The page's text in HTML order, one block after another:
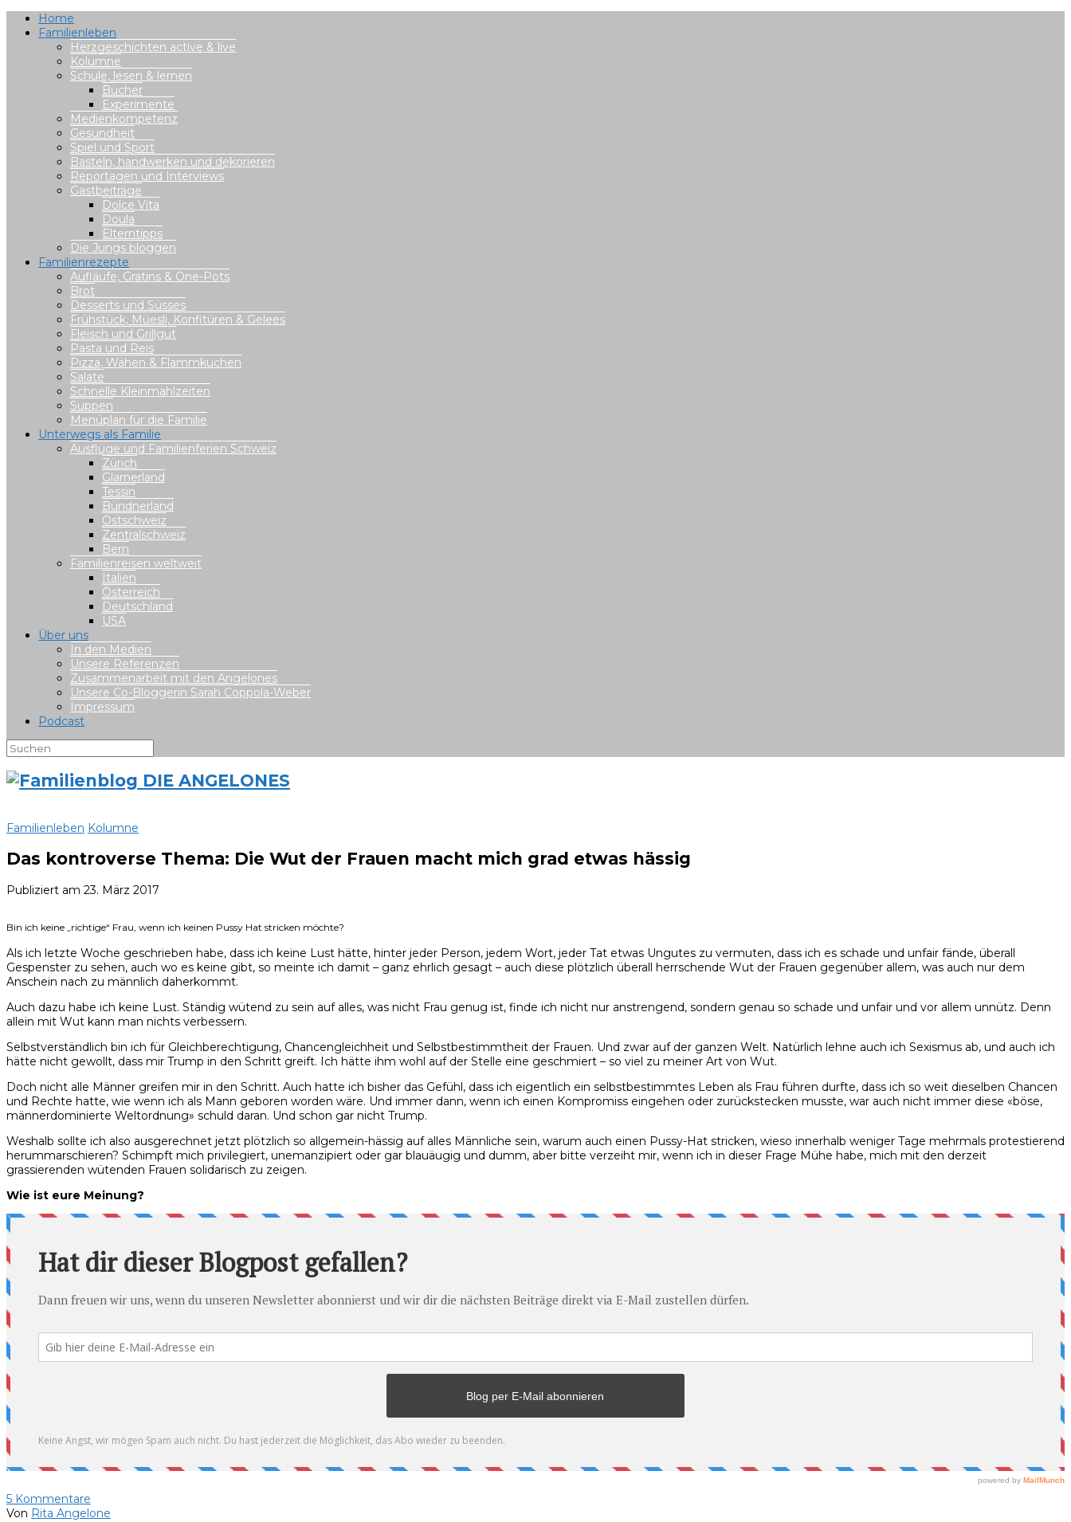
Home
Familienleben
Herzgeschichten active & live
Kolumne
Schule, lesen & lernen
Bücher
Experimente
Medienkompetenz
Gesundheit
Spiel und Sport
Basteln, handwerken und dekorieren
Reportagen und Interviews
Gastbeiträge
Dolce Vita
Doula
Elterntipps
Die Jungs bloggen
Familienrezepte
Aufläufe, Gratins & One-Pots
Brot
Desserts und Süsses
Frühstück, Müesli, Konfitüren & Gelees
Fleisch und Grillgut
Pasta und Reis
Pizza, Wähen & Flammkuchen
Salate
Schnelle Kleinmahlzeiten
Suppen
Menüplan für die Familie
Unterwegs als Familie
Ausflüge und Familienferien Schweiz
Zürich
Glarnerland
Tessin
Bündnerland
Ostschweiz
Zentralschweiz
Bern
Familienreisen weltweit
Italien
Österreich
Deutschland
USA
Über uns
In den Medien
Unsere Referenzen
Zusammenarbeit mit den Angelones
Unsere Co-Bloggerin Sarah Coppola-Weber
Impressum
Podcast
Familienleben Kolumne
Das kontroverse Thema: Die Wut der Frauen macht mich grad etwas hässig
Publiziert am 23. März 2017
Bin ich keine „richtige“ Frau, wenn ich keinen Pussy Hat stricken möchte?
Als ich letzte Woche geschrieben habe, dass ich keine Lust hätte, hinter jeder Person, jedem Wort, jeder Tat etwas Ungutes zu vermuten, dass ich es schade und unfair fände, überall
Gespenster zu sehen, auch wo es keine gibt, so meinte ich damit – ganz ehrlich gesagt – auch diese plötzlich überall herrschende Wut der Frauen gegenüber allem, was auch nur dem
Anschein nach zu männlich daherkommt.
Auch dazu habe ich keine Lust. Ständig wütend zu sein auf alles, was nicht Frau genug ist, finde ich nicht nur anstrengend, sondern genau so schade und unfair und vor allem unnütz. Denn
allein mit Wut kann man nichts verbessern.
Selbstverständlich bin ich für Gleichberechtigung, Chancengleichheit und Selbstbestimmtheit der Frauen. Und zwar auf der ganzen Welt. Natürlich lehne auch ich Sexismus ab, und auch ich
hätte nicht gewollt, dass mir Trump in den Schritt greift. Ich hätte ihm wohl auf der Stelle eine geschmiert – so viel zu meiner Art von Wut.
Doch nicht alle Männer greifen mir in den Schritt. Auch hatte ich bisher das Gefühl, dass ich eigentlich ein selbstbestimmtes Leben als Frau führen durfte, dass ich so weit dieselben Chancen
und Rechte hatte, wie wenn ich als Mann geboren worden wäre. Und immer dann, wenn ich einen Kompromiss eingehen oder zurückstecken musste, war auch nicht immer diese «böse,
männerdominierte Weltordnung» schuld daran. Und schon gar nicht Trump.
Weshalb sollte ich also ausgerechnet jetzt plötzlich so allgemein-hässig auf alles Männliche sein, warum auch einen Pussy-Hat stricken, wieso innerhalb weniger Tage mehrmals protestierend
herum­marschieren? Schimpft mich privilegiert, unemanzipiert oder gar blauäugig und dumm, aber bitte verzeiht mir, wenn ich in dieser Frage Mühe habe, mich mit den derzeit
grassierenden wütenden Frauen solidarisch zu zeigen.
Wie ist eure Meinung?
5 Kommentare
Von Rita Angelone